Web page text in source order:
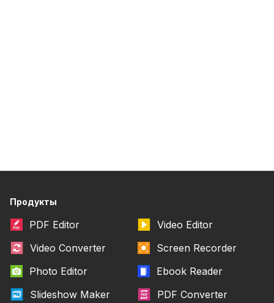
Продукты
PDF Editor
Video Editor
Video Converter
Screen Recorder
Photo Editor
Ebook Reader
Slideshow Maker
PDF Converter